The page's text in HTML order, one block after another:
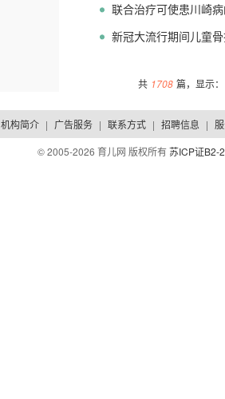
吗?
联合治疗可使患川崎
新冠大流行期间儿童
共 1708 篇，显示
机构简介 | 广告服务 | 联系方式 | 招聘信息 |
© 2005-2026 育儿网 版权所有苏ICP证B2-